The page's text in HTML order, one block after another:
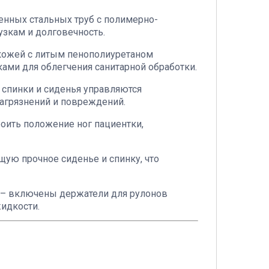
стальных труб с полимерно-
и долговечность.
с литым пенополиуретаном
для облегчения санитарной обработки.
и сиденья управляются
и повреждений.
положение ног пациентки,
прочное сиденье и спинку, что
включены держатели для рулонов